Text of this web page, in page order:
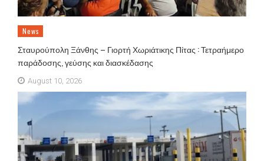
News
Σταυρούπολη Ξάνθης – Γιορτή Χωριάτικης Πίτας : Τετραήμερο
παράδοσης, γεύσης και διασκέδασης
August 10, 2026